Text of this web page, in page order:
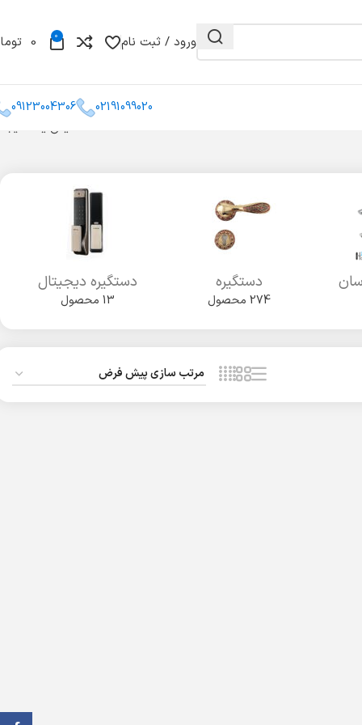
ورود / ثبت نام 0
0
02191099020
09123004306
نمایش یک نتیجه
دستگیره
274 محصول
دستگیره دیجیتال
13 محصول